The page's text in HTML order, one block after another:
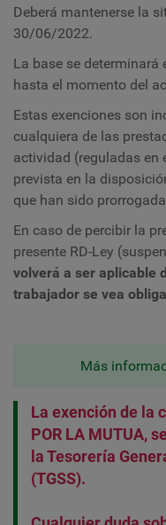
Deberá mantenerse la
30/06/2022.
La base se determinará
hasta el momento del
Estas exenciones son
cualquiera de las
actividad (reguladas en
prevista en la
que han sido
En caso de percibir la
presente RD-Ley
volverá a ser aplicable
trabajador se vea
Más
La exención de la
POR LA MUTUA,
la Tesorería
(TGSS).